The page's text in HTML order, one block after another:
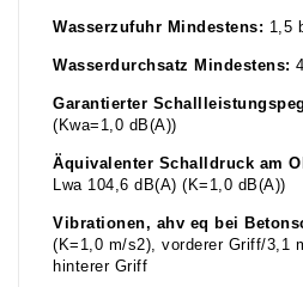
Wasserzufuhr Mindestens: 1,5
Wasserdurchsatz Mindestens:
Garantierter
(Kwa=1,0 dB(A))
Äquivalenter Schalldruck am
Lwa 104,6 dB(A) (K=1,0 dB(A))
Vibrationen, ahv eq bei
(K=1,0 m/s2), vorderer Griff/3,1
hinterer Griff